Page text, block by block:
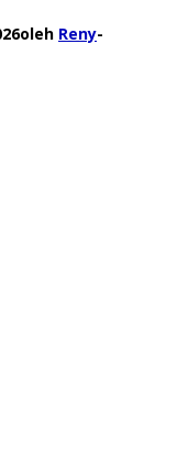
oleh Reny-